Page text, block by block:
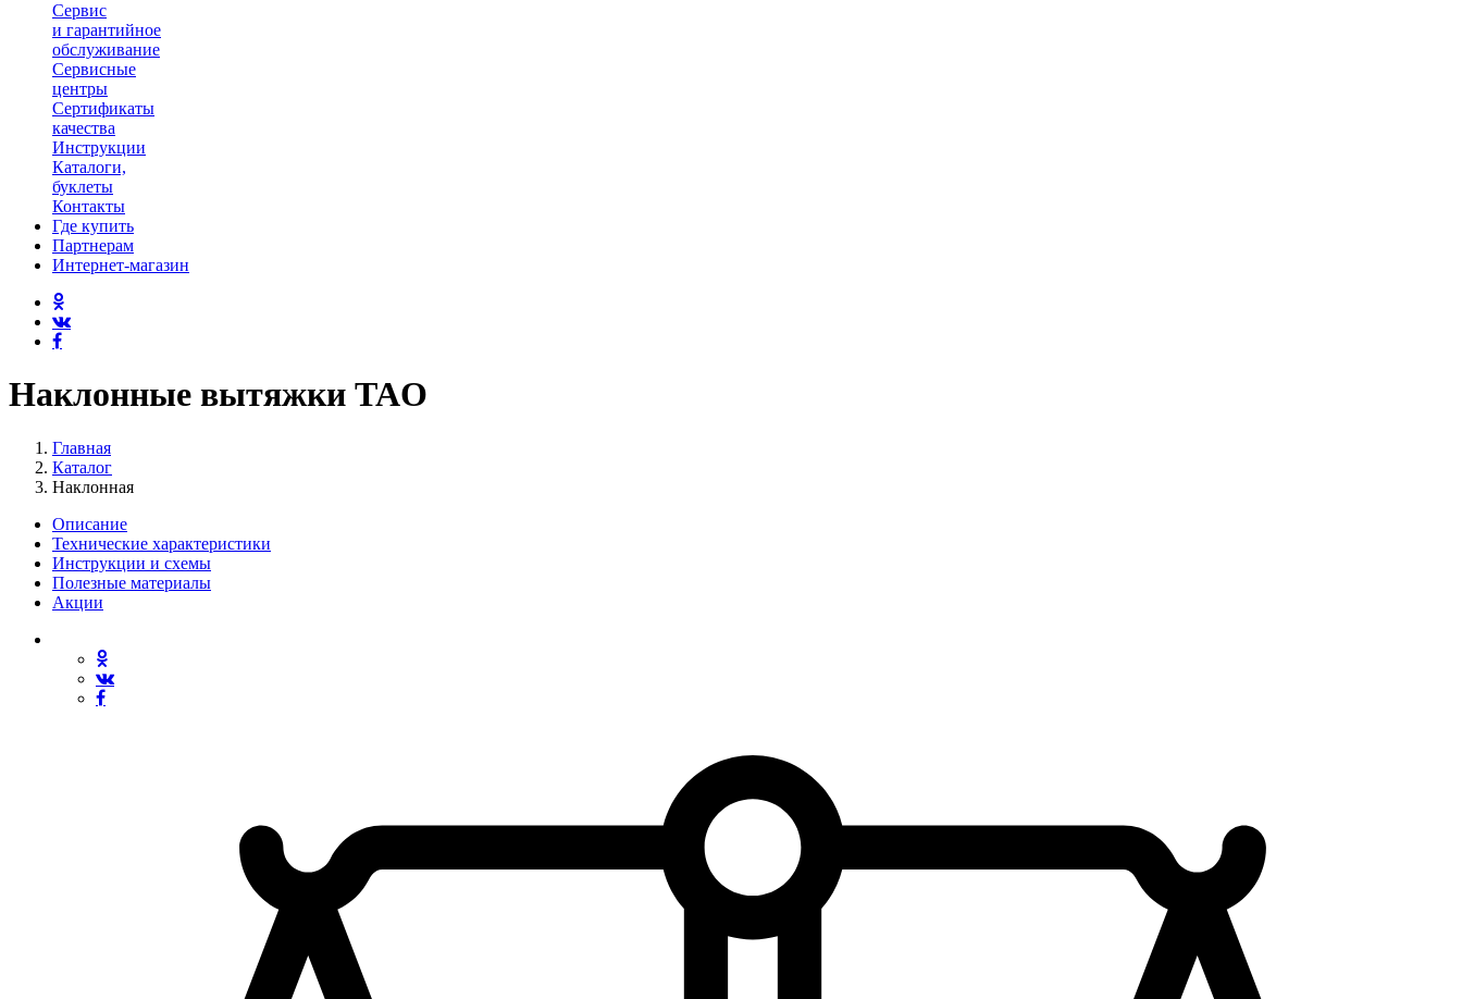
Сервис
и гарантийное
обслуживание
Сервисные
центры
Сертификаты
качества
Инструкции
Каталоги,
буклеты
Контакты
Где купить
Партнерам
Интернет-магазин
Наклонные вытяжки TAO
Главная
Каталог
Наклонная
Описание
Технические характеристики
Инструкции и схемы
Полезные материалы
Акции